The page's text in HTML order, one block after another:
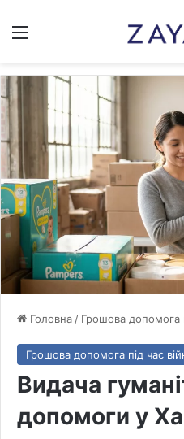
Меню
Головна / Грошова допомога
Грошова допомога під час
Видача
допомоги у